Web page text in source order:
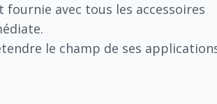
fournie avec tous les accessoires
le champ de ses